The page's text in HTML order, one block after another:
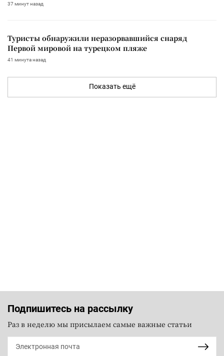
37 минут назад
Туристы обнаружили неразорвавшийся снаряд
Первой мировой на турецком пляже
41 минута назад
Показать ещё
Подпишитесь на рассылку
Раз в неделю мы присылаем самые важные статьи